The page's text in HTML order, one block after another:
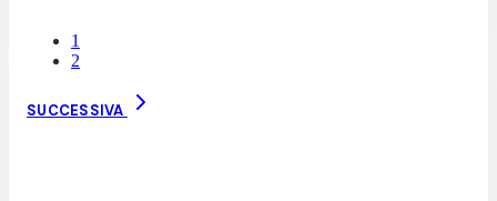
1
2
SUCCESSIVA